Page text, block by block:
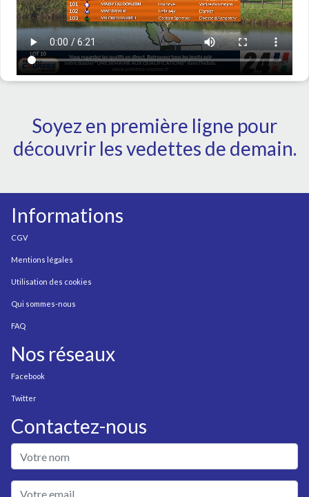
Soyez en première ligne pour
découvrir les vedettes de demain.
Informations
CGV
Mentions légales
Utilisation des cookies
Qui sommes-nous
FAQ
Nos réseaux
Facebook
Twitter
Contactez-nous